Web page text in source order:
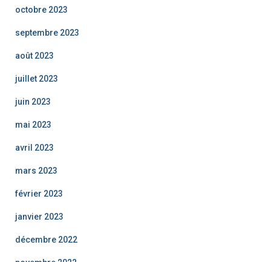
octobre 2023
septembre 2023
août 2023
juillet 2023
juin 2023
mai 2023
avril 2023
mars 2023
février 2023
janvier 2023
décembre 2022